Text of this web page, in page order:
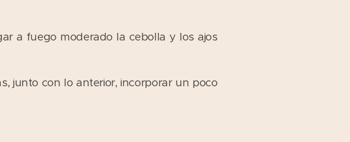
a fuego moderado la cebolla y los ajos
junto con lo anterior, incorporar un poco